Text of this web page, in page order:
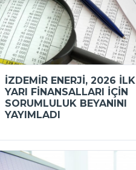
İZDEMİR ENERJI, 2026 ILK
YARI FINANSALLARI IÇIN
SORUMLULUK BEYANINI
YAYIMLADI